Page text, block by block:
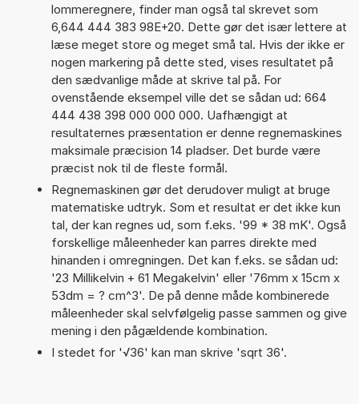
lommeregnere, finder man også tal skrevet som
6,644 444 383 98E+20. Dette gør det især lettere at
læse meget store og meget små tal. Hvis der ikke er
nogen markering på dette sted, vises resultatet på
den sædvanlige måde at skrive tal på. For
ovenstående eksempel ville det se sådan ud: 664
444 438 398 000 000 000. Uafhængigt at
resultaternes præsentation er denne regnemaskines
maksimale præcision 14 pladser. Det burde være
præcist nok til de fleste formål.
Regnemaskinen gør det derudover muligt at bruge
matematiske udtryk. Som et resultat er det ikke kun
tal, der kan regnes ud, som f.eks. '99 * 38 mK'. Også
forskellige måleenheder kan parres direkte med
hinanden i omregningen. Det kan f.eks. se sådan ud:
'23 Millikelvin + 61 Megakelvin' eller '76mm x 15cm x
53dm = ? cm^3'. De på denne måde kombinerede
måleenheder skal selvfølgelig passe sammen og give
mening i den pågældende kombination.
I stedet for '√36' kan man skrive 'sqrt 36'.